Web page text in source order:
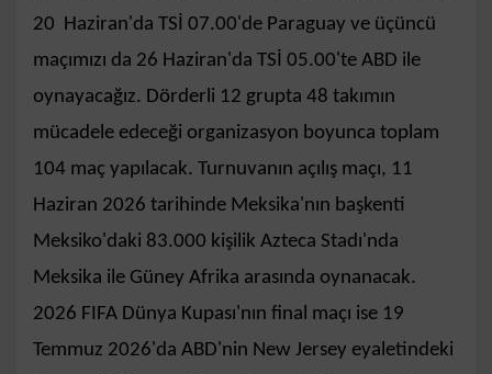
20 Haziran'da TSİ 07.00'de Paraguay ve üçüncü
maçımızı da 26 Haziran'da TSİ 05.00'te ABD ile
oynayacağız. Dörderli 12 grupta 48 takımın
mücadele edeceği organizasyon boyunca toplam
104 maç yapılacak. Turnuvanın açılış maçı, 11
Haziran 2026 tarihinde Meksika'nın başkenti
Meksiko'daki 83.000 kişilik Azteca Stadı'nda
Meksika ile Güney Afrika arasında oynanacak.
2026 FIFA Dünya Kupası'nın final maçı ise 19
Temmuz 2026'da ABD'nin New Jersey eyaletindeki